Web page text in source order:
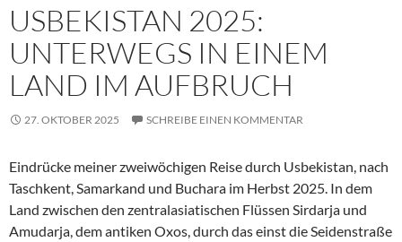
USBEKISTAN 2025:
UNTERWEGS IN EINEM
LAND IM AUFBRUCH
27. OKTOBER 2025 SCHREIBE EINEN KOMMENTAR
Eindrücke meiner zweiwöchigen Reise durch Usbekistan, nach
Taschkent, Samarkand und Buchara im Herbst 2025. In dem
Land zwischen den zentralasiatischen Flüssen Sirdarja und
Amudarja, dem antiken Oxos, durch das einst die Seidenstraße